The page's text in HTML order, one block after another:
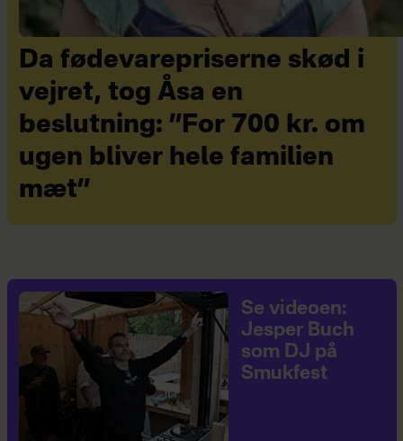
Da fødevarepriserne skød i
vejret, tog Åsa en
beslutning: ”For 700 kr. om
ugen bliver hele familien
mæt”
Se videoen:
Jesper Buch
som DJ på
Smukfest